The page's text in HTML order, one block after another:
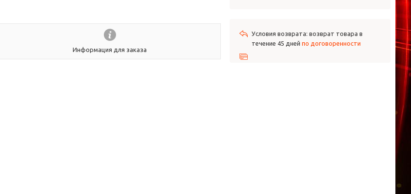
Информация для заказа
возврат товара в
течение 45 дней по договоренности